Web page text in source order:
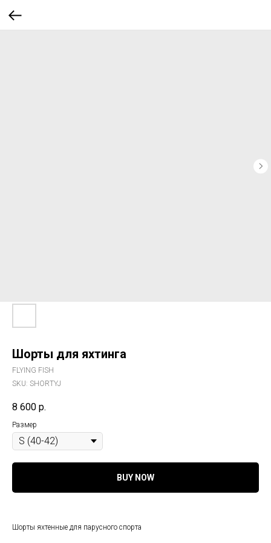
Шорты для яхтинга
FLYING FISH
SKU: SHORTYJ
8 600 р.
Размер
BUY NOW
Шорты яхтенные для парусного спорта